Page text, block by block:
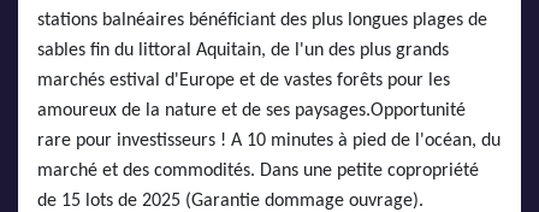
stations balnéaires bénéficiant des plus longues plages de
sables fin du littoral Aquitain, de l'un des plus grands
marchés estival d'Europe et de vastes forêts pour les
amoureux de la nature et de ses paysages.Opportunité
rare pour investisseurs ! A 10 minutes à pied de l'océan, du
marché et des commodités. Dans une petite copropriété
de 15 lots de 2025 (Garantie dommage ouvrage).